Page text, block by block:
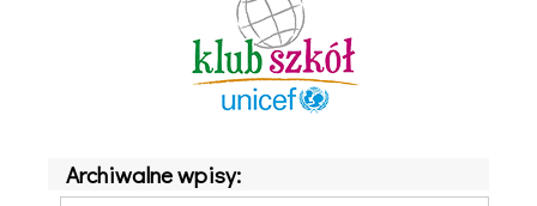
Archiwalne wpisy: